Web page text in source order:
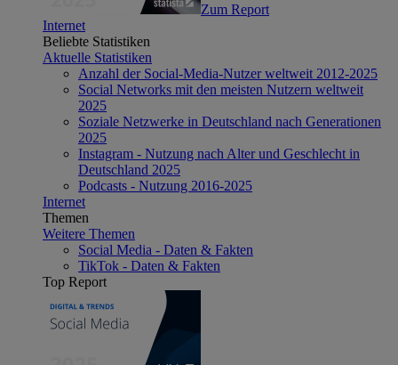
Zum Report
Internet
Beliebte Statistiken
Aktuelle Statistiken
Anzahl der Social-Media-Nutzer weltweit 2012-2025
Social Networks mit den meisten Nutzern weltweit
2025
Soziale Netzwerke in Deutschland nach Generationen
2025
Instagram - Nutzung nach Alter und Geschlecht in
Deutschland 2025
Podcasts - Nutzung 2016-2025
Internet
Themen
Weitere Themen
Social Media - Daten & Fakten
TikTok - Daten & Fakten
Top Report